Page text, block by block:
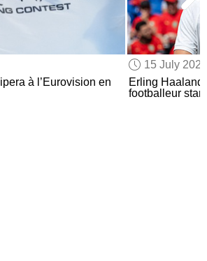
à l’Eurovision en
15 July 2026
Erling
footballeur star